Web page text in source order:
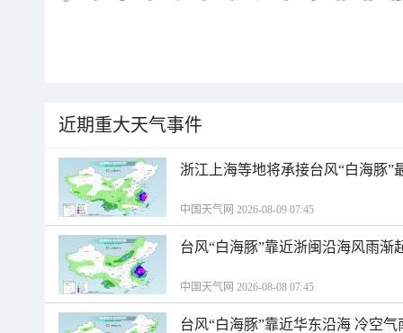
近期重大天气事件
浙江上海等地将承接台风“白海豚”
中国天气网 2026-08-09 07:45
台风“白海豚”靠近浙闽沿海风雨渐
中国天气网 2026-08-08 07:45
台风“白海豚”靠近华东沿海 冷空